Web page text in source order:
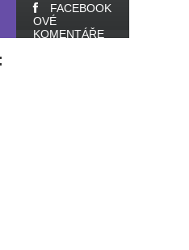
FACEBOOK
OVÉ
KOMENTÁŘE